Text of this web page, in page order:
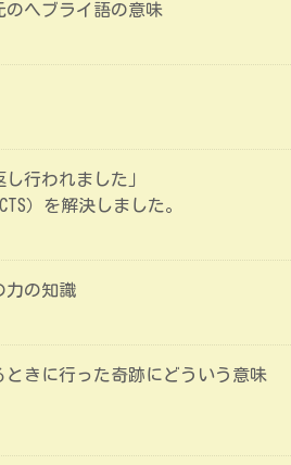
のヘブライ語の意味
行われました」
）を解決しました。
力の知識
きに行った奇跡にどういう意味